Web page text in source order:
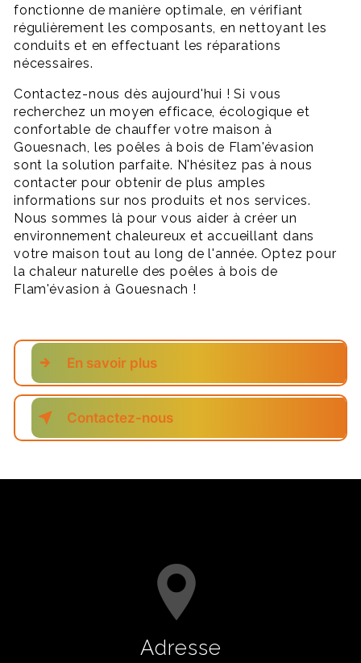
fonctionne de manière optimale, en vérifiant
régulièrement les composants, en nettoyant les
conduits et en effectuant les réparations
nécessaires.
Contactez-nous dès aujourd'hui ! Si vous
recherchez un moyen efficace, écologique et
confortable de chauffer votre maison à
Gouesnach, les poêles à bois de Flam'évasion
sont la solution parfaite. N'hésitez pas à nous
contacter pour obtenir de plus amples
informations sur nos produits et nos services.
Nous sommes là pour vous aider à créer un
environnement chaleureux et accueillant dans
votre maison tout au long de l'année. Optez pour
la chaleur naturelle des poêles à bois de
Flam'évasion à Gouesnach !
En savoir plus
Contactez-nous
Adresse